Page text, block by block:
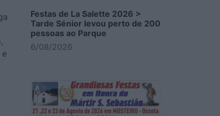
e
Festas de La Salette 2026 >
Tarde Sénior levou perto de 200
pessoas ao Parque
6/08/2026